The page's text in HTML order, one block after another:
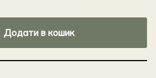
Додати в кошик